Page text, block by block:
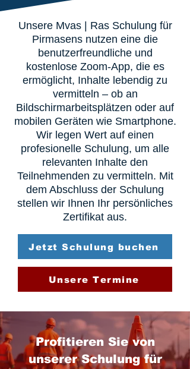
Unsere Mvas | Ras Schulung für
Pirmasens nutzen eine die
benutzerfreundliche und
kostenlose Zoom-App, die es
ermöglicht, Inhalte lebendig zu
vermitteln – ob an
Bildschirmarbeitsplätzen oder auf
mobilen Geräten wie Smartphone.
Wir legen Wert auf einen
profesionelle Schulung, um alle
relevanten Inhalte den
Teilnehmenden zu vermitteln. Mit
dem Abschluss der Schulung
stellen wir Ihnen Ihr persönliches
Zertifikat aus.
Jetzt Schulung buchen
Unsere Termine
Profitieren Sie von
unserer Schulung für